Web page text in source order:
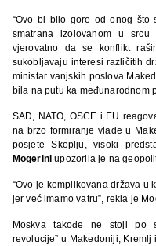
“Ovo bi bilo gore od onog
smatrana izolovanom u
vjerovatno da se konflikt
sukobljavaju interesi različitih
ministar vanjskih poslova
bila na putu ka međunarodnom
SAD, NATO, OSCE i EU
na brzo formiranje vlade u
posjete Skoplju, visoki
Mogeriniupozorila je na
“Ovo je komplikovana država u
jer već imamo vatru”, rekla je
Moskva takođe ne stoji po
revolucije” u Makedoniji,